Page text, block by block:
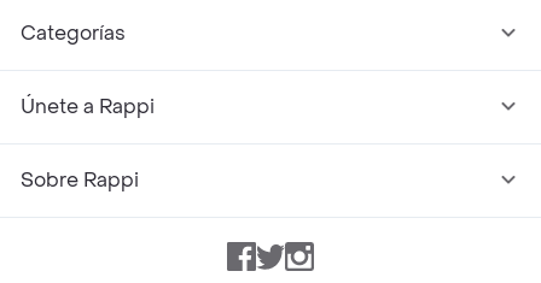
Categorías
Únete a Rappi
Sobre Rappi
Facebook
TwitterInstagram